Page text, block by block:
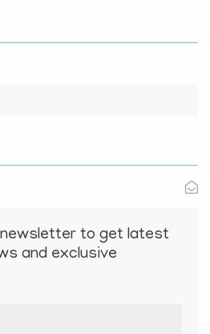
to get latest
and exclusive